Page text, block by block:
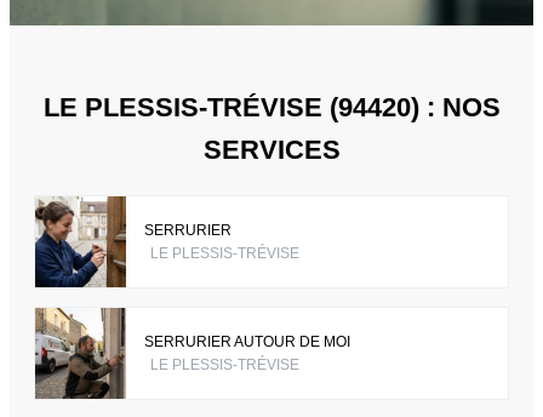
LE PLESSIS-TRÉVISE (94420) : NOS
SERVICES
SERRURIER
LE PLESSIS-TRÉVISE
SERRURIER AUTOUR DE MOI
LE PLESSIS-TRÉVISE